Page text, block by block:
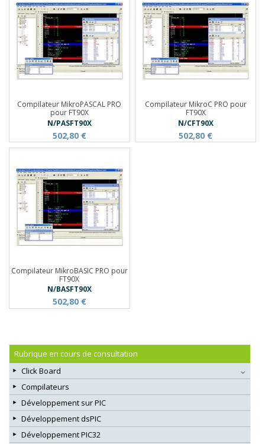
Compilateur MikroPASCAL PRO
pour FT90X
N/PASFT90X
502,80 €
Compilateur MikroC PRO pour
FT90X
N/CFT90X
502,80 €
Compilateur MikroBASIC PRO pour
FT90X
N/BASFT90X
502,80 €
Rubrique en cours de consultation
Click Board
Compilateurs
Développement sur PIC
Développement dsPIC
Développement PIC32